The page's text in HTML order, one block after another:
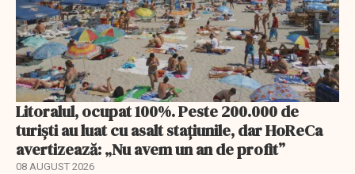
Litoralul, ocupat 100%. Peste 200.000 de
turiști au luat cu asalt stațiunile, dar HoReCa
avertizează: „Nu avem un an de profit”
08 AUGUST 2026